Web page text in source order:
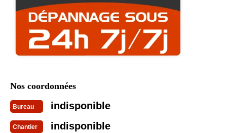
Nos coordonnées
Bureau indisponible
Chantier indisponible